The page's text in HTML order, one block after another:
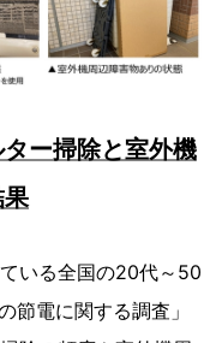
ー掃除と室外機
いる全国の20代～50
節電に関する調査」